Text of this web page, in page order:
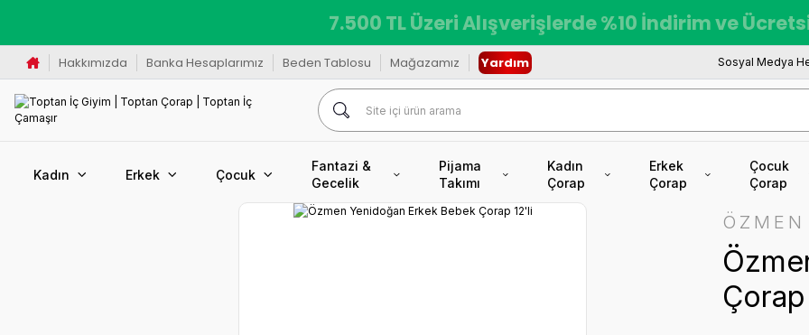
7.500 TL Üzeri Alışverişlerde %10 İndirim ve
Hakkımızda Banka Hesaplarımız Beden Tablosu Mağazamız Yardım Sosyal Medya
Kadın Erkek Çocuk
Fantazi &
Gecelik
Pijama
Takımı
Kadın
Çorap
Erkek
Çorap
Çocuk
Çorap
ÖZMEN